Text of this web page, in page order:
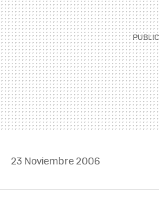
23 Noviembre 2006